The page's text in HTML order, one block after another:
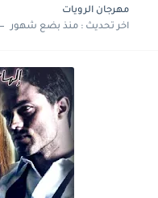
مهرجان الرويات
اخر تحديث :منذ بضع شهور